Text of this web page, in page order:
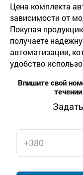
Цена комплекта
зависимости от
Покупая
получаете
автоматизации,
удобство
Впишите свой